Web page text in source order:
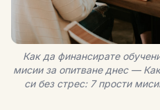
Как да финансирате
мисии за опитване днес —
си без стрес: 7 прости